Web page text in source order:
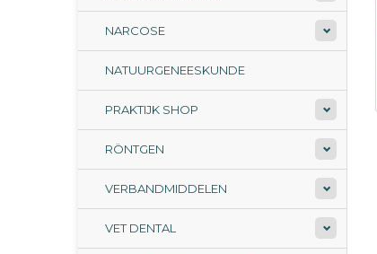
NARCOSE
NATUURGENEESKUNDE
PRAKTIJK SHOP
RÖNTGEN
VERBANDMIDDELEN
VET DENTAL